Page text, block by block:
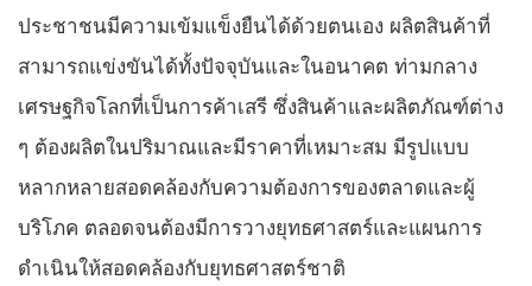
ประชาชนมีความเข้มแข็งยืนได้ด้วยตนเอง ผลิตสินค้าที่
สามารถแข่งขันได้ทั้งปัจจุบันและในอนาคต ท่ามกลาง
เศรษฐกิจโลกที่เป็นการค้าเสรี ซึ่งสินค้าและผลิตภัณฑ์ต่าง
ๆ ต้องผลิตในปริมาณและมีราคาที่เหมาะสม มีรูปแบบ
หลากหลายสอดคล้องกับความต้องการของตลาดและผู้
บริโภค ตลอดจนต้องมีการวางยุทธศาสตร์และแผนการ
ดำเนินให้สอดคล้องกับยุทธศาสตร์ชาติ